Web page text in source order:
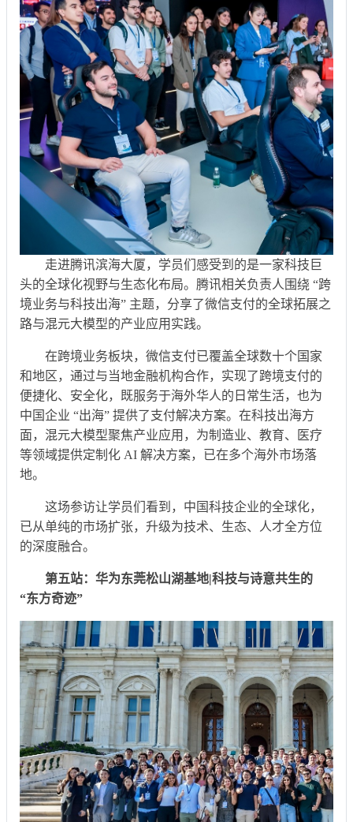
走进腾讯滨海大厦，学员们感受到的是一家科技巨
头的全球化视野与生态化布局。腾讯相关负责人围绕 “跨
境业务与科技出海” 主题，分享了微信支付的全球拓展之
路与混元大模型的产业应用实践。
在跨境业务板块，微信支付已覆盖全球数十个国家
和地区，通过与当地金融机构合作，实现了跨境支付的
便捷化、安全化，既服务于海外华人的日常生活，也为
中国企业 “出海” 提供了支付解决方案。在科技出海方
面，混元大模型聚焦产业应用，为制造业、教育、医疗
等领域提供定制化 AI 解决方案，已在多个海外市场落
地。
这场参访让学员们看到，中国科技企业的全球化，
已从单纯的市场扩张，升级为技术、生态、人才全方位
的深度融合。
第五站：华为东莞松山湖基地|科技与诗意共生的
“东方奇迹”